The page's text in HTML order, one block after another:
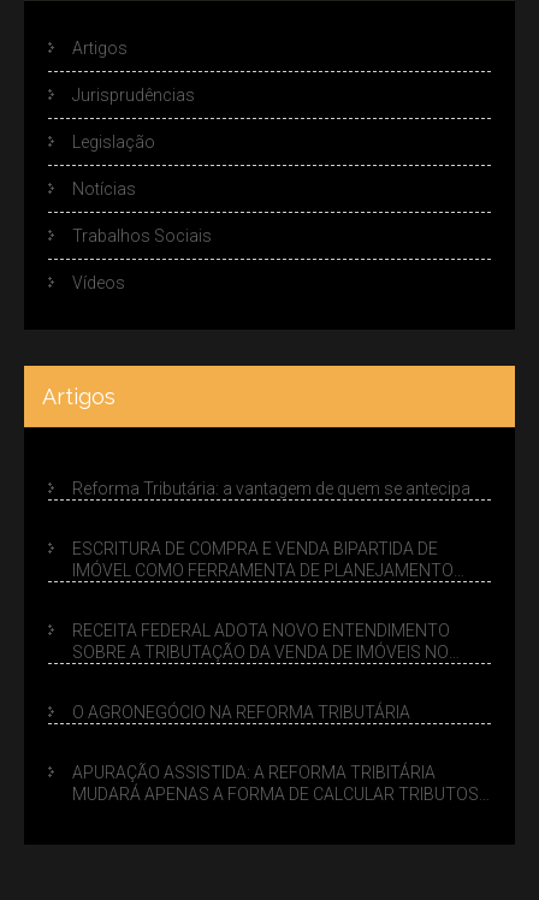
Artigos
Jurisprudências
Legislação
Notícias
Trabalhos Sociais
Vídeos
Artigos
Reforma Tributária: a vantagem de quem se antecipa
ESCRITURA DE COMPRA E VENDA BIPARTIDA DE
IMÓVEL COMO FERRAMENTA DE PLANEJAMENTO
RECEITA FEDERAL ADOTA NOVO ENTENDIMENTO
SOBRE A TRIBUTAÇÃO DA VENDA DE IMÓVEIS NO
O AGRONEGÓCIO NA REFORMA TRIBUTÁRIA
APURAÇÃO ASSISTIDA: A REFORMA TRIBITÁRIA
MUDARÁ APENAS A FORMA DE CALCULAR TRIBUTOS